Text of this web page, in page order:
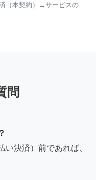
（本契約）→サービスの
問
決済）前であれば、